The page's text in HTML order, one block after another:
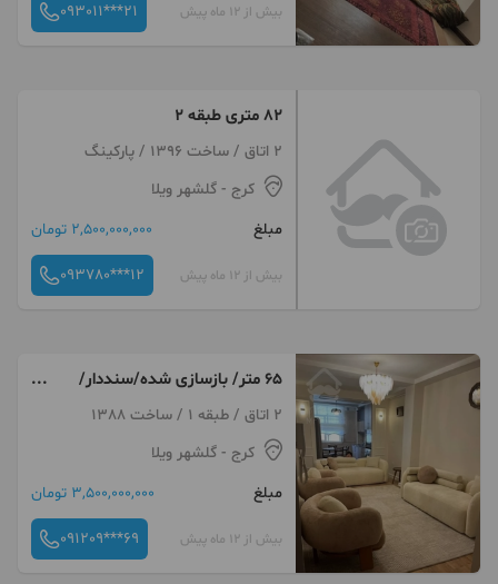
بیش از 12 ماه پیش 093011***21
۸۲ متری طبقه ۲
2 اتاق / ساخت 1396 / پارکینگ
کرج - گلشهر ویلا
مبلغ
2,500,000,000 تومان
بیش از 12 ماه پیش 093780***12
۶۵ متر/ بازسازی شده/سنددار/
آفتابگیر/گلشهرویلا
2 اتاق / طبقه 1 / ساخت 1388
کرج - گلشهر ویلا
مبلغ
3,500,000,000 تومان
بیش از 12 ماه پیش 091209***69